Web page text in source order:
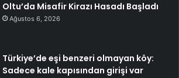
Oltu’da Misafir Kirazı Hasadı Başladı
Ağustos 6, 2026
Türkiye’de eşi benzeri olmayan köy:
Sadece kale kapısından girişi var